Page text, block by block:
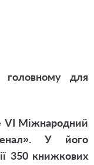
головному для
VI Міжнародний
У його
350 книжкових